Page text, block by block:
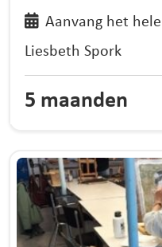
Aanvang het
Liesbeth Spork
5 maanden